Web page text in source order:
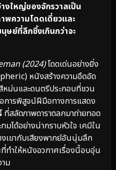
งใหญ่ของจักรวาลเป็น
พความโดดเดี่ยวและ
ษย์ที่ลึกซึ้งเกินกว่าจะ
(2024)โดดเด่นอย่างยิ่ง
หนังสร้างความอึดอัด
หม่นและดนตรีประกอบที่ชวน
การพิสูจน์ฝีมือทางการแสดง
ที่สลัดภาพดาราตลกมาถ่ายทอด
ได้อย่างน่ากราบหัวใจ เคมีใน
เขากับเสียงพากย์อันนุ่มลึก
ทำให้หนังอวกาศเรื่องนี้อบอุ่น
ม